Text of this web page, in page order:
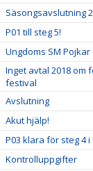
Säsongsavslutning
P01 till steg 5!
Ungdoms SM Pojkar
Inget avtal 2018 om
festival
Avslutning
Akut hjälp!
P03 klara för steg 4 i
Kontrolluppgifter